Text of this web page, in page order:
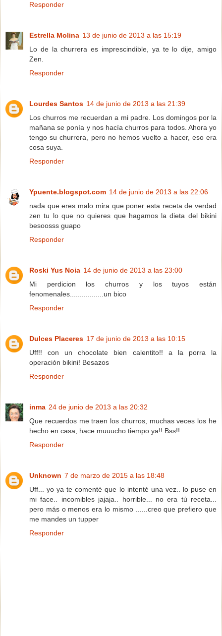
Responder
Estrella Molina 13 de junio de 2013 a las 15:19
Lo de la churrera es imprescindible, ya te lo dije, amigo
Zen.
Responder
Lourdes Santos 14 de junio de 2013 a las 21:39
Los churros me recuerdan a mi padre. Los domingos por la
mañana se ponía y nos hacía churros para todos. Ahora yo
tengo su churrera, pero no hemos vuelto a hacer, eso era
cosa suya.
Responder
Ypuente.blogspot.com 14 de junio de 2013 a las 22:06
nada que eres malo mira que poner esta receta de verdad
zen tu lo que no quieres que hagamos la dieta del bikini
besoosss guapo
Responder
Roski Yus Noia 14 de junio de 2013 a las 23:00
Mi perdicion los churros y los tuyos están
fenomenales.................un bico
Responder
Dulces Placeres 17 de junio de 2013 a las 10:15
Uff!! con un chocolate bien calentito!! a la porra la
operación bikini! Besazos
Responder
inma 24 de junio de 2013 a las 20:32
Que recuerdos me traen los churros, muchas veces los he
hecho en casa, hace muuucho tiempo ya!! Bss!!
Responder
Unknown 7 de marzo de 2015 a las 18:48
Uff... yo ya te comenté que lo intenté una vez.. lo puse en
mi face.. incomibles jajaja.. horrible... no era tú receta...
pero más o menos era lo mismo ......creo que prefiero que
me mandes un tupper
Responder